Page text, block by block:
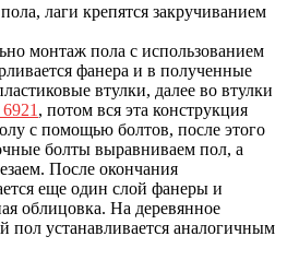
лаги крепятся закручиванием
монтаж пола с использованием
фанера и в полученные
втулки, далее во втулки
, потом вся эта конструкция
с помощью болтов, после этого
болты выравниваем пол, а
После окончания
еще один слой фанеры и
облицовка. На деревянное
пол устанавливается аналогичным